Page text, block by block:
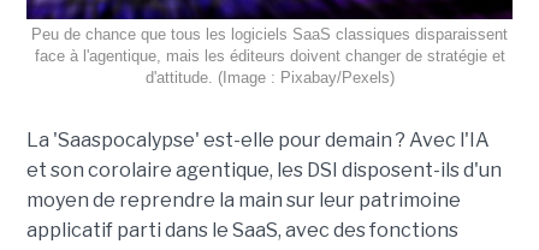
Peu de chance que tous les logiciels SaaS classiques disparaissent
face à l'agentique, mais les éditeurs doivent changer de stratégie et
d'attitude. (Image : Pixabay/Pexels)
La 'Saaspocalypse' est-elle pour demain ? Avec l'IA
et son corolaire agentique, les DSI disposent-ils d'un
moyen de reprendre la main sur leur patrimoine
applicatif parti dans le SaaS, avec des fonctions